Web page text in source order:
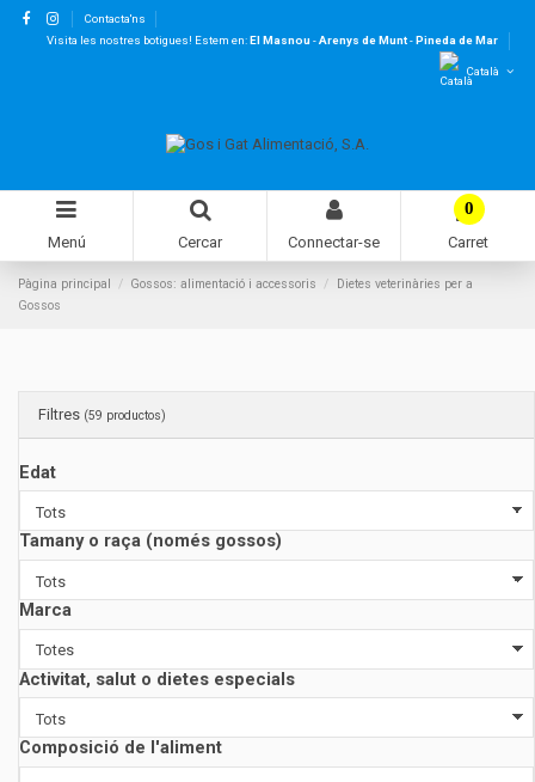
Contacta'ns
Visita les nostres botigues! Estem en:El Masnou-Arenys de Munt-Pineda de Mar
Català
Menú Cercar Connectar-se
0
Carret
Pàgina principal Gossos: alimentació i accessoris
Dietes veterinàries per a
Gossos
Filtres (59 productos)
Edat
Tamany o raça (només gossos)
Marca
Activitat, salut o dietes especials
Composició de l'aliment